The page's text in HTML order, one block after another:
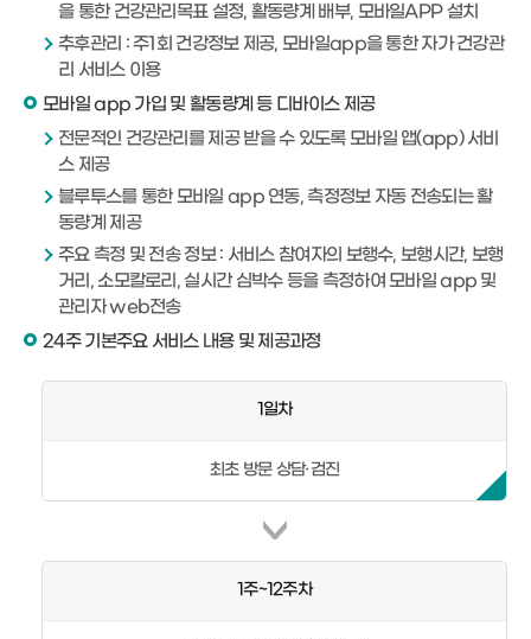
을 통한 건강관리목표 설정, 활동량계 배부, 모바일APP 설치
추후관리 : 주1회 건강정보 제공, 모바일app을 통한 자가 건강관
리 서비스 이용
모바일 app 가입 및 활동량계 등 디바이스 제공
전문적인 건강관리를 제공 받을 수 있도록 모바일 앱(app) 서비
스 제공
블루투스를 통한 모바일 app 연동, 측정정보 자동 전송되는 활
동량계 제공
주요 측정 및 전송 정보 : 서비스 참여자의 보행수, 보행시간, 보행
거리, 소모칼로리, 실시간 심박수 등을 측정하여 모바일 app 및
관리자 web전송
24주 기본주요 서비스 내용 및 제공과정
1일차
최초 방문 상담·검진
1주~12주차